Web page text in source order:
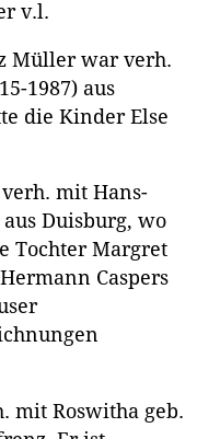
v.l.
Müller war verh.
1987) aus
die Kinder Else
mit Hans-
aus Duisburg, wo
Tochter Margret
Caspers
mit Roswitha geb.